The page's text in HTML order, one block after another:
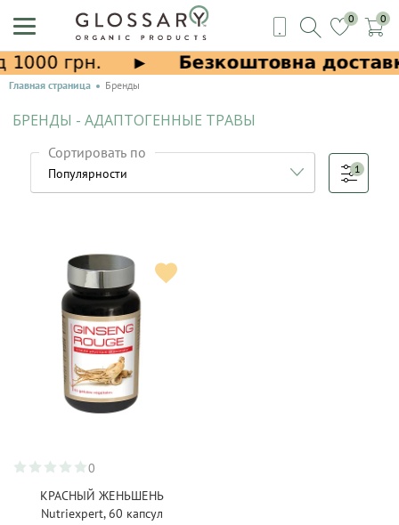
0 0
Главная страница Бренды
БРЕНДЫ - АДАПТОГЕННЫЕ ТРАВЫ
Сортировать по
1
0
КРАСНЫЙ ЖЕНЬШЕНЬ
Nutriexpert, 60 капсул